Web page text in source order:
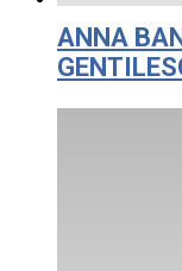
ANNA